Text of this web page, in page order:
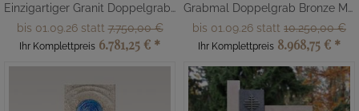
Einzigartiger Granit Doppelgrabstein mit Bronze Kreuz
bis 01.09.26 statt7.750,00 €
Ihr Komplettpreis 6.781,25 € *
Grabmal Doppelgrab Bronze Madonna
bis 01.09.26 statt 10.250,00 €
Ihr Komplettpreis 8.968,75 € *